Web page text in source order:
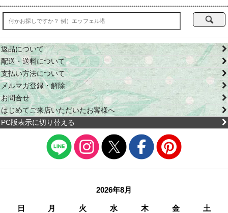
返品について
配送・送料について
支払い方法について
メルマガ登録・解除
お問合せ
はじめてご来店いただいたお客様へ
PC版表示に切り替える
2026年8月
日 月 火 水 木 金
土